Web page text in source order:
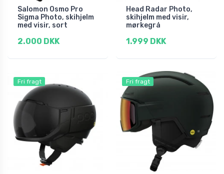
Salomon Osmo Pro
Sigma Photo, skihjelm
med visir, sort
2.000 DKK
Head Radar Photo,
skihjelm med visir,
mørkegrå
1.999 DKK
Fri fragt Fri fragt